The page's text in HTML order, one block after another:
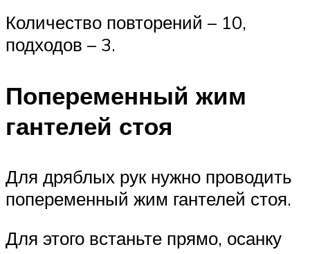
Количество повторений – 10,
подходов – 3.
Попеременный жим
гантелей стоя
Для дряблых рук нужно проводить
попеременный жим гантелей стоя.
Для этого встаньте прямо, осанку